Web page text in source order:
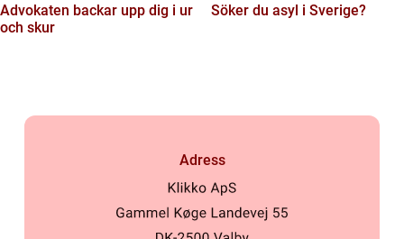
Advokaten backar upp dig i ur
och skur
Söker du asyl i Sverige?
Adress